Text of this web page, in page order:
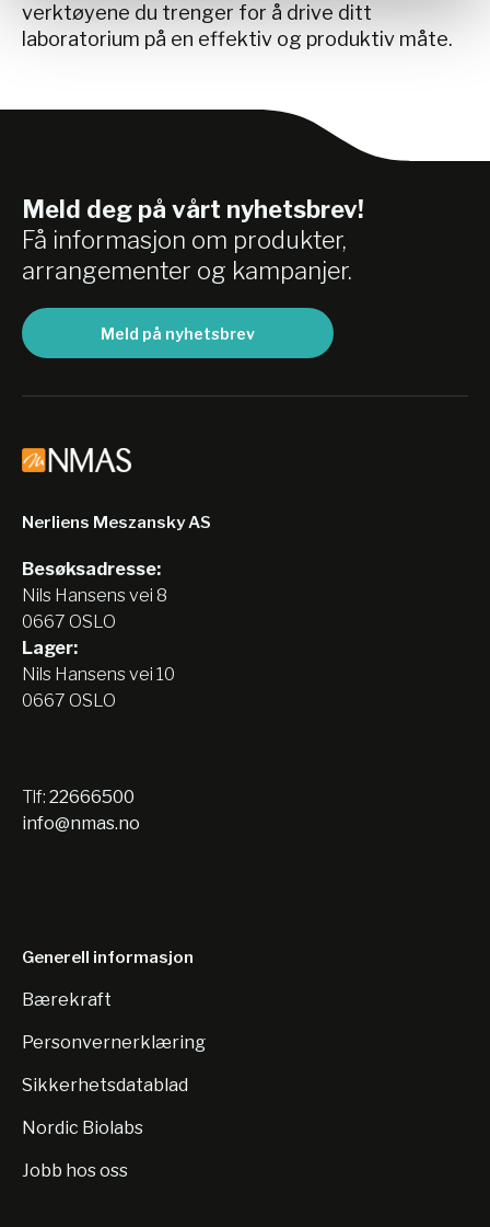
verktøyene du trenger for å drive ditt
laboratorium på en effektiv og produktiv måte.
Meld deg på vårt nyhetsbrev!
Få informasjon om produkter,
arrangementer og kampanjer.
Meld på nyhetsbrev
Nerliens Meszansky AS
Besøksadresse:
Nils Hansens vei 8
0667 OSLO
Lager:
Nils Hansens vei 10
0667 OSLO
Tlf: 22666500
info@nmas.no
Generell informasjon
Bærekraft
Personvernerklæring
Sikkerhetsdatablad
Nordic Biolabs
Jobb hos oss